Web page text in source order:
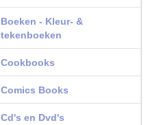
Boeken - Kleur- &
tekenboeken
Cookbooks
Comics Books
Cd's en Dvd's